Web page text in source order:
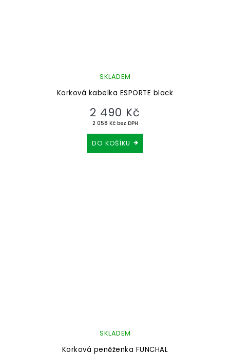
Korková kabelka ESPORTE black
SKLADEM
2 058 Kč bez DPH
2 490 Kč
DO KOŠÍKU
Korková peněženka FUNCHAL
SKLADEM